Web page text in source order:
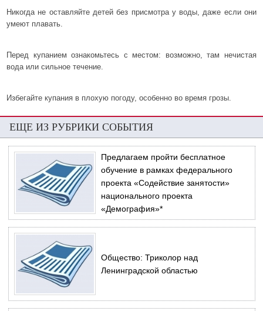
Никогда не оставляйте детей без присмотра у воды, даже если они
умеют плавать.
Перед купанием ознакомьтесь с местом: возможно, там нечистая
вода или сильное течение.
Избегайте купания в плохую погоду, особенно во время грозы.
ЕЩЕ ИЗ РУБРИКИ СОБЫТИЯ
Предлагаем пройти бесплатное
обучение в рамках федерального
проекта «Содействие занятости»
национального проекта
«Демография»*
Общество: Триколор над
Ленинградской областью